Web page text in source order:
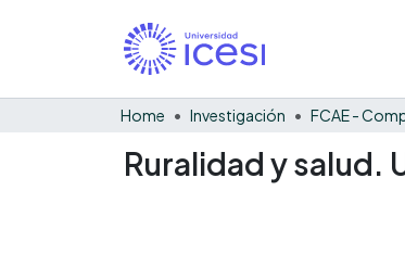
Home Investigación
Ruralidad y salud.